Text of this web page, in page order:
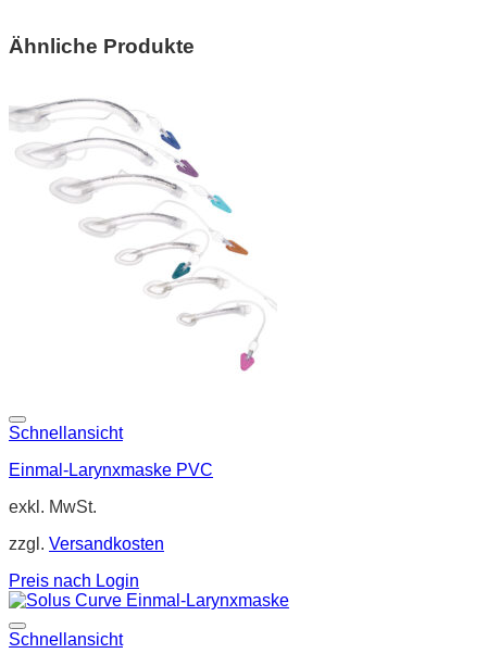
Ähnliche Produkte
Schnellansicht
Einmal-Larynxmaske PVC
exkl. MwSt.
zzgl. Versandkosten
Preis nach Login
Schnellansicht